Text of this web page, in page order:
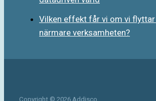
Vilken effekt får vi om vi
närmare verksamheten?
Copyright © 2026 Addisco